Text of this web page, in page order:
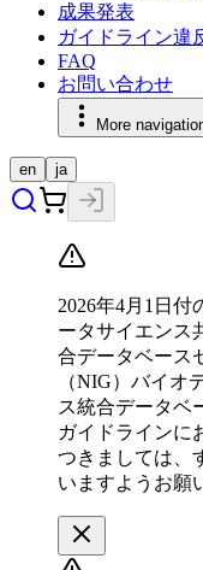
成果発表
ガイドライン違
FAQ
お問い合わせ
More
en ja
2026年4月1日
ータサイエンス
合データベース
（NIG）バイオ
ス統合データベ
ガイドラインに
つきましては、
いますようお願